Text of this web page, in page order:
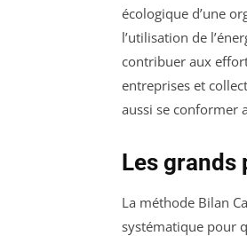
écologique d’une
l’utilisation de
contribuer aux
entreprises et
aussi se conformer
Les grands
La méthode Bilan
systématique pour